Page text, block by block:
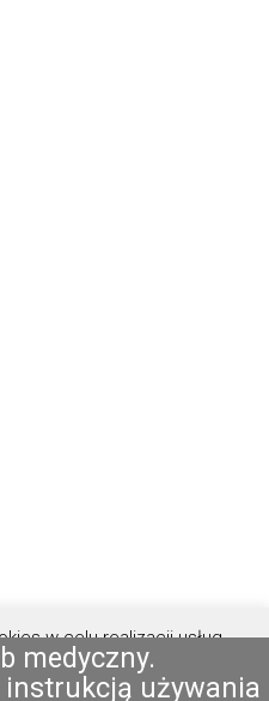
w celu realizacji usług.
lub dostępu do
medyczny.
instrukcją używania